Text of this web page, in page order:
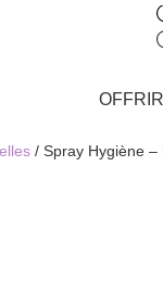
OFFRIR
/ Spray Hygiène –